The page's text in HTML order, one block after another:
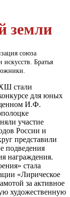
земли
союза
Братья
стали
для юных
И.Ф.
участие
России и
представили
подведения
награждения.
стала
«Лирическое
за активное
художественную